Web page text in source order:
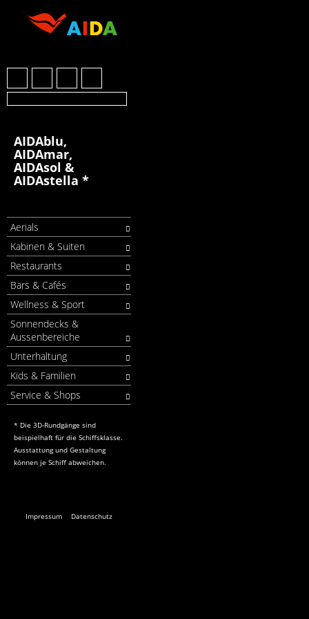
AIDAblu,
AIDAmar,
AIDAsol &
AIDAstella *
Aerials
Kabinen & Suiten
Restaurants
Bars & Cafés
Wellness & Sport
Sonnendecks &
Aussenbereiche
Unterhaltung
Kids & Familien
Service & Shops
* Die 3D-Rundgänge sind
beispielhaft für die Schiffsklasse.
Ausstattung und Gestaltung
können je Schiff abweichen.
Impressum Datenschutz